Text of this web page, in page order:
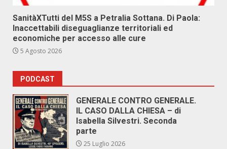
SanitàXTutti del M5S a Petralia Sottana. Di Paola:
Inaccettabili diseguaglianze territoriali ed
economiche per accesso alle cure
5 Agosto 2026
PODCAST
GENERALE CONTRO GENERALE.
IL CASO DALLA CHIESA – di
Isabella Silvestri. Seconda
parte
25 Luglio 2026